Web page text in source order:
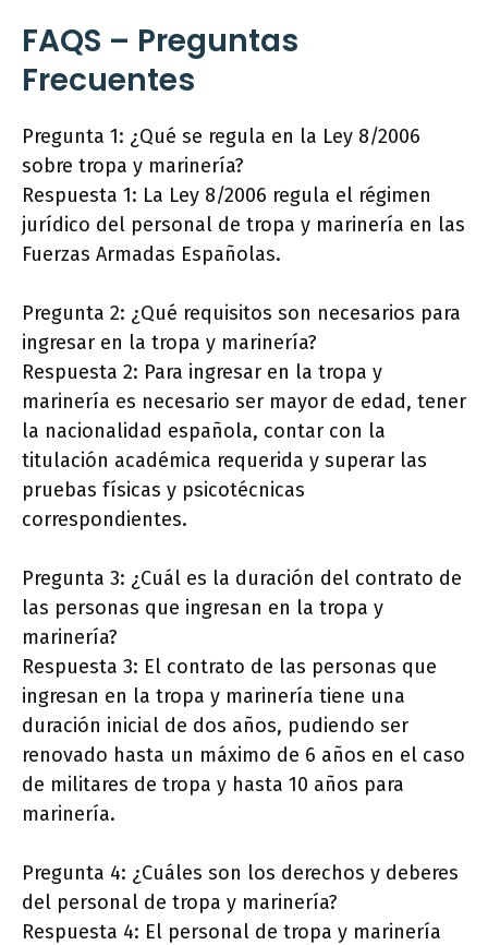
FAQS – Preguntas
Frecuentes
Pregunta 1: ¿Qué se regula en la Ley 8/2006
sobre tropa y marinería?
Respuesta 1: La Ley 8/2006 regula el régimen
jurídico del personal de tropa y marinería en las
Fuerzas Armadas Españolas.
Pregunta 2: ¿Qué requisitos son necesarios para
ingresar en la tropa y marinería?
Respuesta 2: Para ingresar en la tropa y
marinería es necesario ser mayor de edad, tener
la nacionalidad española, contar con la
titulación académica requerida y superar las
pruebas físicas y psicotécnicas
correspondientes.
Pregunta 3: ¿Cuál es la duración del contrato de
las personas que ingresan en la tropa y
marinería?
Respuesta 3: El contrato de las personas que
ingresan en la tropa y marinería tiene una
duración inicial de dos años, pudiendo ser
renovado hasta un máximo de 6 años en el caso
de militares de tropa y hasta 10 años para
marinería.
Pregunta 4: ¿Cuáles son los derechos y deberes
del personal de tropa y marinería?
Respuesta 4: El personal de tropa y marinería